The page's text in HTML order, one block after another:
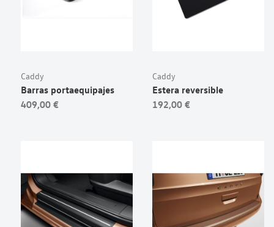
Caddy
Barras portaequipajes
409,00 €
Caddy
Estera reversible
192,00 €